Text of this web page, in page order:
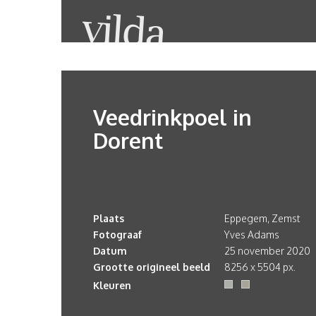
Veedrinkpoel in
Dorent
Plaats
Eppegem, Zemst
Fotograaf
Yves Adams
Datum
25 november 2020
Grootte origineel beeld
8256 x 5504 px.
Kleuren